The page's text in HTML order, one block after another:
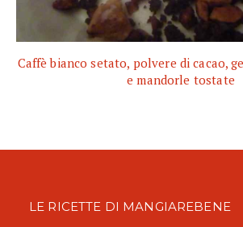
Caffè bianco setato, polvere di cacao,
e mandorle tostate
LE RICETTE DI MANGIAREBENE